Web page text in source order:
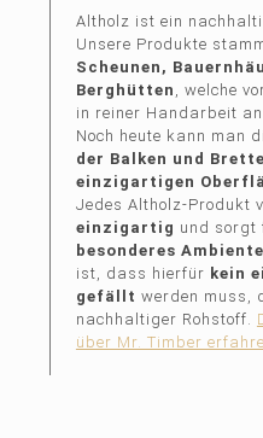
Altholz ist ein
Unsere Produkte
Scheunen,
Berghütten
, welche
in reiner Handarbeit
Noch heute kann man
der Balken und
einzigartigen
Jedes Altholz-Produkt
einzigartig und sorgt
besonderes Ambiente
ist, dass hierfür kein
gefällt werden muss,
nachhaltiger Rohstoff.
über Mr. Timber